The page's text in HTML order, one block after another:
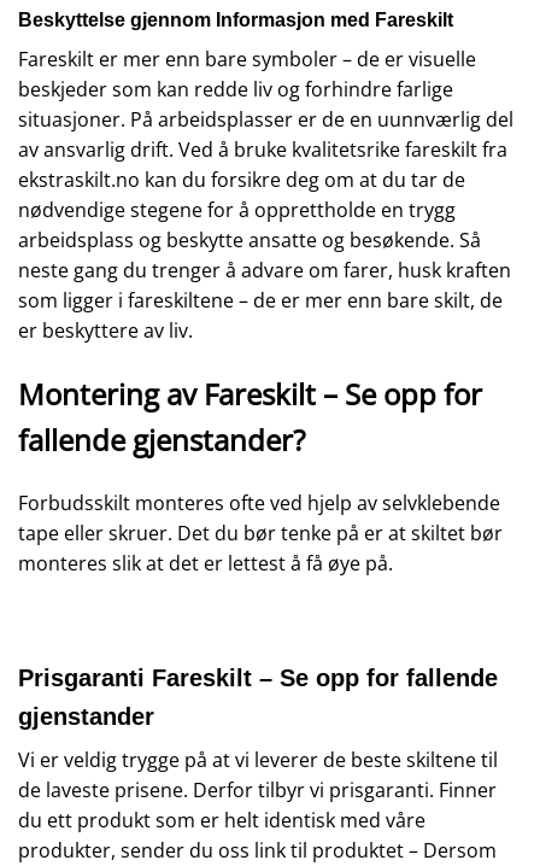
Beskyttelse gjennom Informasjon med Fareskilt
Fareskilt er mer enn bare symboler – de er visuelle
beskjeder som kan redde liv og forhindre farlige
situasjoner. På arbeidsplasser er de en uunnværlig del
av ansvarlig drift. Ved å bruke kvalitetsrike fareskilt fra
ekstraskilt.no kan du forsikre deg om at du tar de
nødvendige stegene for å opprettholde en trygg
arbeidsplass og beskytte ansatte og besøkende. Så
neste gang du trenger å advare om farer, husk kraften
som ligger i fareskiltene – de er mer enn bare skilt, de
er beskyttere av liv.
Montering av Fareskilt – Se opp for
fallende gjenstander?
Forbudsskilt monteres ofte ved hjelp av selvklebende
tape eller skruer. Det du bør tenke på er at skiltet bør
monteres slik at det er lettest å få øye på.
Prisgaranti Fareskilt – Se opp for fallende
gjenstander
Vi er veldig trygge på at vi leverer de beste skiltene til
de laveste prisene. Derfor tilbyr vi prisgaranti. Finner
du ett produkt som er helt identisk med våre
produkter, sender du oss link til produktet – Dersom